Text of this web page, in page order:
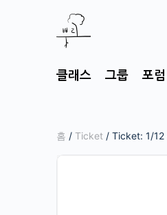
클래스 그룹 포럼
홈 / Ticket / Ticket: 1/12